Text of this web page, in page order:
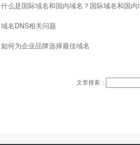
什么是国际域名和国内域名？国际域名和国内
域名DNS相关问题
如何为企业品牌选择最佳域名
文章搜索：